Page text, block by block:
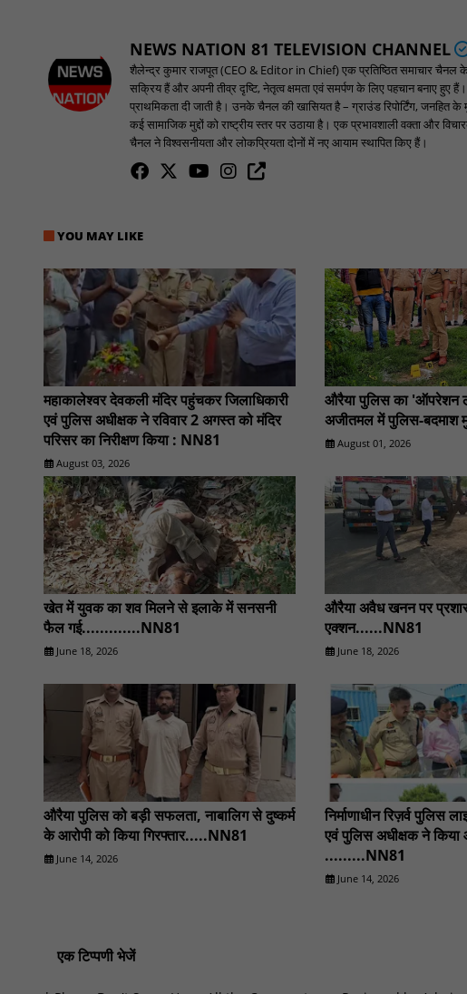
NEWS NATION 81 TELEVISION CHANNEL
शैलेन्द्र कुमार राजपूत (CEO & Editor in Chief) एक प्रतिष्ठित समाचार चैनल के
सक्रिय हैं और अपनी तीव्र दृष्टि, नेतृत्व क्षमता एवं समर्पण के लिए पहचान बनाए
प्राथमिकता दी जाती है। उनके चैनल की खासियत है – ग्राउंड रिपोर्टिंग, जनहित
कई सामाजिक मुद्दों को राष्ट्रीय स्तर पर उठाया है। एक प्रभावशाली वक्ता और
चैनल ने विश्वसनीयता और लोकप्रियता दोनों में नए आयाम स्थापित किए हैं।
YOU MAY LIKE
महाकालेश्वर देवकली मंदिर पहुंचकर जिलाधिकारी
एवं पुलिस अधीक्षक ने रविवार 2 अगस्त को मंदिर
परिसर का निरीक्षण किया : NN81
August 03, 2026
औरैया पुलिस का 'ऑपरेशन
अजीतमल में पुलिस-बदमाश
August 01, 2026
खेत में युवक का शव मिलने से इलाके में सनसनी
फैल गई.............NN81
June 18, 2026
औरैया अवैध खनन पर
एक्शन......NN81
June 18, 2026
औरैया पुलिस को बड़ी सफलता, नाबालिग से दुष्कर्म
के आरोपी को किया गिरफ्तार.....NN81
June 14, 2026
निर्माणाधीन रिज़र्व पुलिस
एवं पुलिस अधीक्षक ने किया
.........NN81
June 14, 2026
एक टिप्पणी भेजें